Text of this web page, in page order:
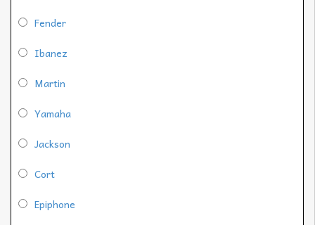
Fender
Ibanez
Martin
Yamaha
Jackson
Cort
Epiphone